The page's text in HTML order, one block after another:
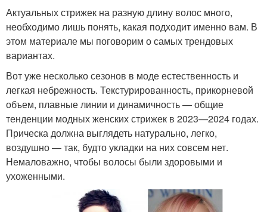
Актуальных стрижек на разную длину волос много,
необходимо лишь понять, какая подходит именно вам. В
этом материале мы поговорим о самых трендовых
вариантах.
Вот уже несколько сезонов в моде естественность и
легкая небрежность. Текстурированность, прикорневой
объем, плавные линии и динамичность — общие
тенденции модных женских стрижек в 2023—2024 годах.
Прическа должна выглядеть натурально, легко,
воздушно — так, будто укладки на них совсем нет.
Немаловажно, чтобы волосы были здоровыми и
ухоженными.